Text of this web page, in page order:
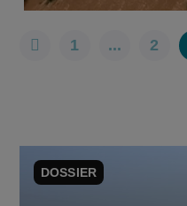
1 ... 2
DOSSIER